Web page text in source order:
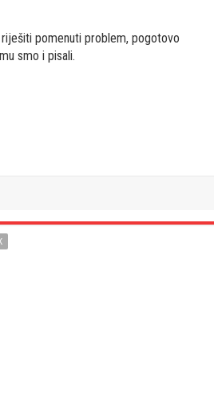
pomenuti problem, pogotovo
smo i pisali.